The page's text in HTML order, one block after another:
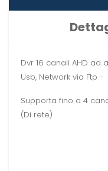
Dvr 16 canali AHD ad
Usb, Network via Ftp -
Supporta fino a 4
(Di rete)